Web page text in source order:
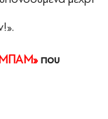
που